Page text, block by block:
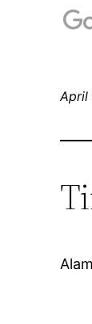
April